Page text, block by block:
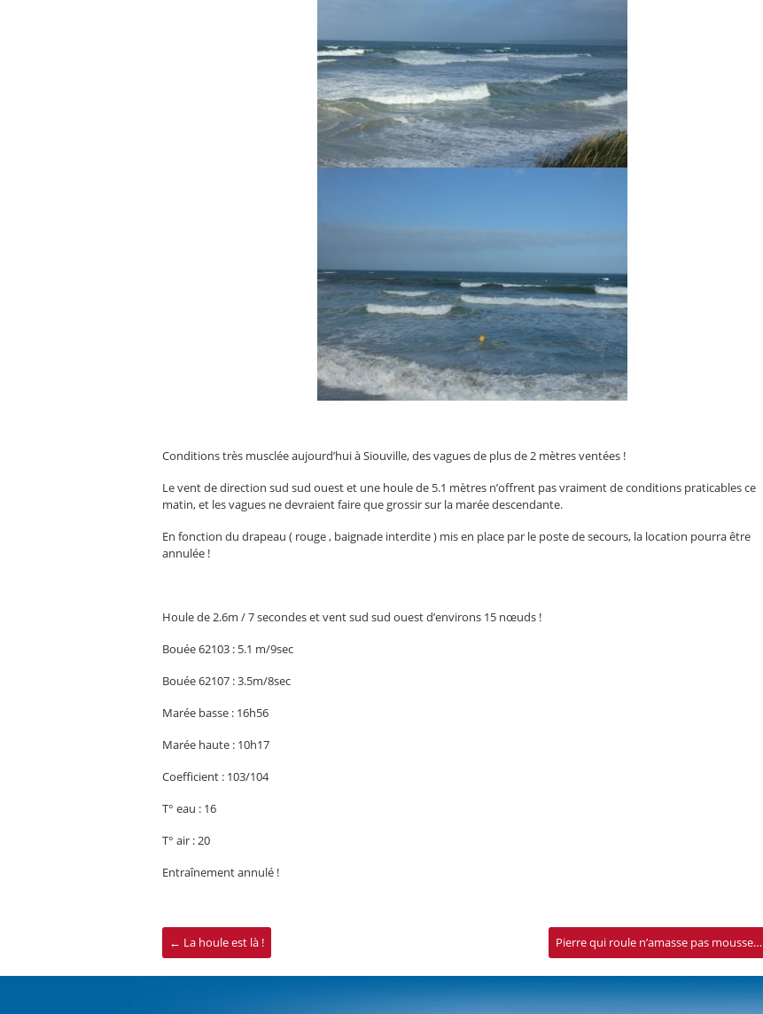
Conditions très musclée aujourd’hui à Siouville, des vagues de plus de 2 mètres ventées !
Le vent de direction sud sud ouest et une houle de 5.1 mètres n’offrent pas vraiment de conditions praticables ce
matin, et les vagues ne devraient faire que grossir sur la marée descendante.
En fonction du drapeau ( rouge , baignade interdite ) mis en place par le poste de secours, la location pourra être
annulée !
Houle de 2.6m / 7 secondes et vent sud sud ouest d’environs 15 nœuds !
Bouée 62103 : 5.1 m/9sec
Bouée 62107 : 3.5m/8sec
Marée basse : 16h56
Marée haute : 10h17
Coefficient : 103/104
T° eau : 16
T° air : 20
Entraînement annulé !
← La houle est là ! Pierre qui roule n’amasse pas mousse…